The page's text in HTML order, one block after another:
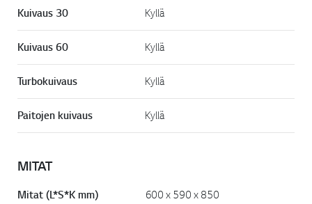
Kuivaus 30 Kyllä
Kuivaus 60 Kyllä
Turbokuivaus Kyllä
Paitojen kuivaus Kyllä
MITAT
Mitat (L*S*K mm) 600 x 590 x 850